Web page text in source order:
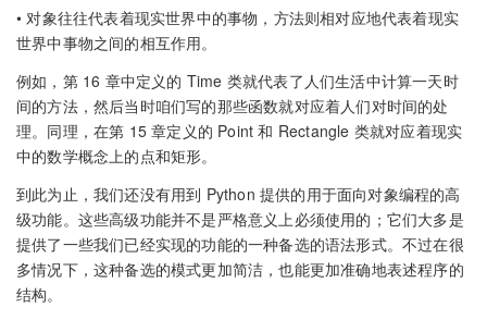
• 对象往往代表着现实世界中的事物，方法则相对应地代表着现实
世界中事物之间的相互作用。
例如，第 16 章中定义的 Time 类就代表了人们生活中计算一天时
间的方法，然后当时咱们写的那些函数就对应着人们对时间的处
理。同理，在第 15 章定义的 Point 和 Rectangle 类就对应着现实
中的数学概念上的点和矩形。
到此为止，我们还没有用到 Python 提供的用于面向对象编程的高
级功能。这些高级功能并不是严格意义上必须使用的；它们大多是
提供了一些我们已经实现的功能的一种备选的语法形式。不过在很
多情况下，这种备选的模式更加简洁，也能更加准确地表述程序的
结构。